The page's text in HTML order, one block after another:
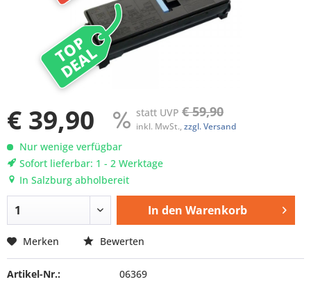
TOP
DEAL
€ 39,90 statt UVP € 59,90
inkl. MwSt., zzgl. Versand
Nur wenige verfügbar
Sofort lieferbar: 1 - 2 Werktage
In Salzburg abholbereit
In den Warenkorb
Merken Bewerten
Artikel-Nr.:
06369